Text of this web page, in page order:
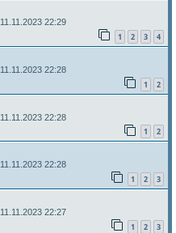
11.11.2023 22:29
1 2 3 4
11.11.2023 22:28
1 2
11.11.2023 22:28
1 2
11.11.2023 22:28
1 2 3
11.11.2023 22:27
1 2 3